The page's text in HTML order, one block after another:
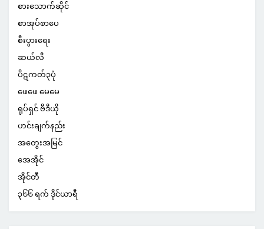
စားသောက်ဆိုင်
စာအုပ်စာပေ
စီးပွားရေး
ဆယ်လီ
ပိဋကတ်၃ပုံ
ဖေဖေ မေမေ
ရုပ်ရှင် ဗီဒီယို
ဟင်းချက်နည်း
အတွေးအမြင်
အေအိုင်
အိုင်တီ
၃၆၆ ရက် ဒိုင်ယာရီ